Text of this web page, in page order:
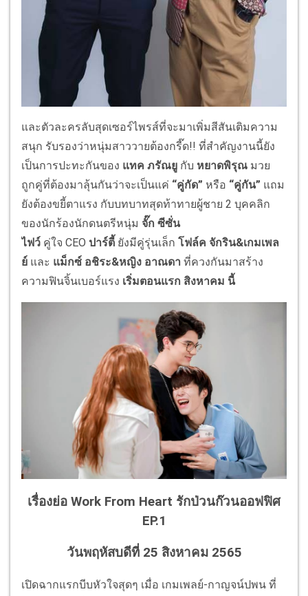
และตัวละครลับสุดเซอร์ไพรส์ที่จะมาเพิ่มสีสันเติมความ
สนุก รับรองว่าหนุ่มสาววายต้องกรี๊ด!! ที่สำคัญงานนี้ยัง
เป็นการปะทะกันของ แทค ภรัณยู กับ หยาดพิรุณ มวย
ถูกคู่ที่ต้องมาลุ้นกันว่าจะเป็นแค่ “คู่กัด” หรือ “คู่กัน” แถม
ยังต้องขยี้ตาแรง กับบทบาทสุดท้าทายผู้ชาย 2 บุคคลิก
ของนักร้องนักดนตรีหนุ่ม จั๊ก ซีซั่น
ไฟว์ คู่ใจ CEO ปาร์ตี้ ยังมีคู่รุ่นเล็ก โฟล์ค จักริน&เกมเพล
ย์ และ แม็กซ์ อชิระ&หญิง อาณดา ที่ควงกันมาสร้าง
ความฟินจิ้นเบอร์แรง เริ่มตอนแรก สิงหาคม นี้
เรื่องย่อ Work From Heart รักป่วนก๊วนออฟฟิศ
EP.1
วันพฤหัสบดีที่ 25 สิงหาคม 2565
เปิดฉากแรกบีบหัวใจสุดๆ เมื่อ เกมเพลย์-กาญจน์ปพน ที่